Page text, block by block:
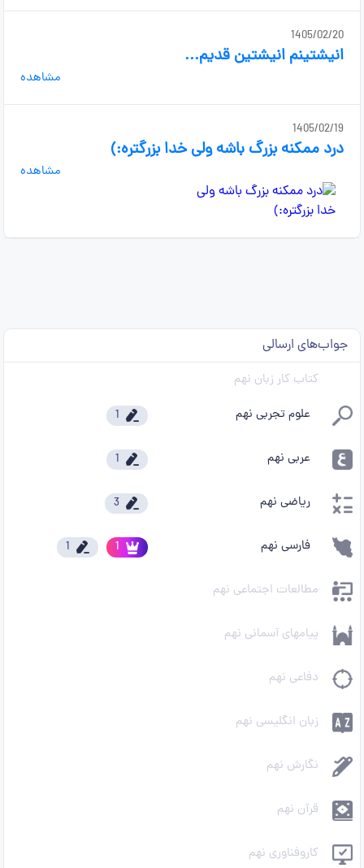
1405/02/20
انیشتینم انیشتین قدیم...
مشاهده
1405/02/19
درد ممکنه بزرگ باشه ولی خدا بزرگتره:)
مشاهده
جواب‌های ارسالی
کتاب کار زبان نهم
علوم تجربی نهم
1
عربی نهم 1
ریاضی نهم 3
فارسی نهم 1
1
مطالعات اجتماعی نهم
پیامهای آسمانی نهم
دفاعی نهم
زبان انگلیسی نهم
نگارش نهم
قرآن نهم
کاروفناوری نهم